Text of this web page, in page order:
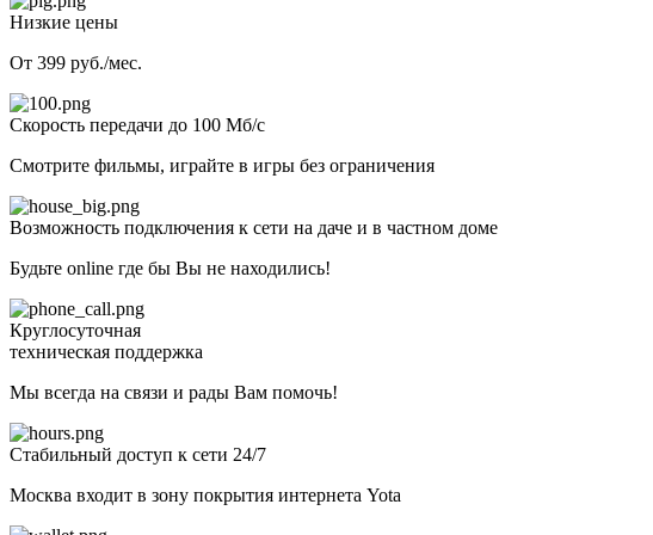
Низкие цены
От 399 руб./мес.
Скорость передачи до 100 Мб/с
Смотрите фильмы, играйте в игры без ограничения
Возможность подключения к сети на даче и в частном доме
Будьте online где бы Вы не находились!
Круглосуточная
техническая поддержка
Мы всегда на связи и рады Вам помочь!
Стабильный доступ к сети 24/7
Москва входит в зону покрытия интернета Yota